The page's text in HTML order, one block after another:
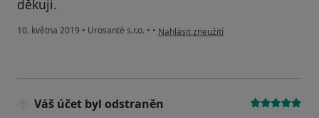
děkuji.
10. května 2019 • Urosanté s.r.o. • • podle názoru uživatele Váš účet byl
Nahlásit zneužití
Váš účet byl odstraněn